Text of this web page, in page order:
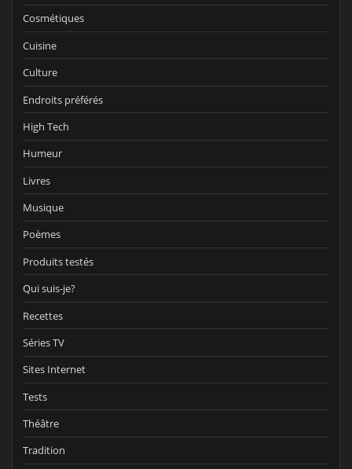
Cosmétiques
Cuisine
Culture
Endroits préférés
High Tech
Humeur
Livres
Musique
Poèmes
Produits testés
Qui suis-je?
Recettes
Séries TV
Sites Internet
Tests
Théâtre
Tradition